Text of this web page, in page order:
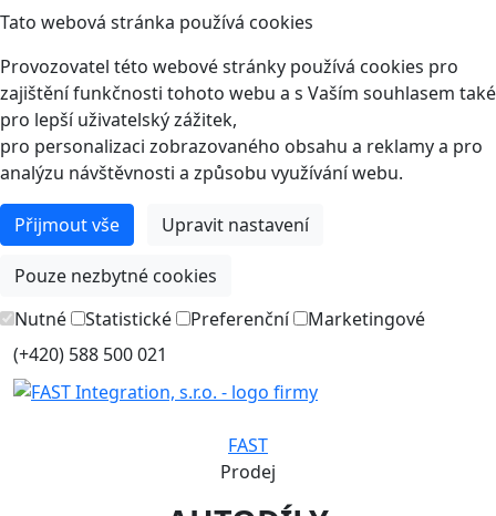
Tato webová stránka používá cookies
Provozovatel této webové stránky používá cookies pro
zajištění funkčnosti tohoto webu a s Vaším souhlasem také
pro lepší uživatelský zážitek,
pro personalizaci zobrazovaného obsahu a reklamy a pro
analýzu návštěvnosti a způsobu využívání webu.
Přijmout vše Upravit nastavení
Pouze nezbytné cookies
Nutné
Statistické Preferenční
Marketingové
(+420) 588 500 021
FAST
Prodej